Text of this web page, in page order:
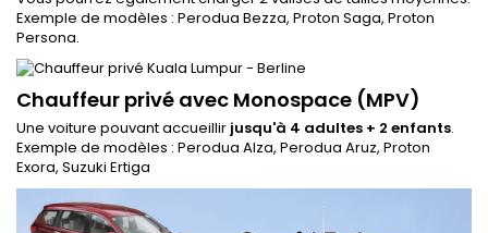
Exemple de modèles : Perodua Bezza, Proton Saga, Proton
Persona.
Chauffeur privé avec Monospace (MPV)
Une voiture pouvant accueillir jusqu'à 4 adultes + 2 enfants.
Exemple de modèles : Perodua Alza, Perodua Aruz, Proton
Exora, Suzuki Ertiga